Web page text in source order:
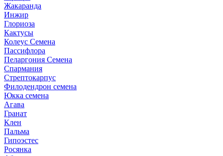
Жакаранда
Инжир
Глориоза
Кактусы
Колеус Семена
Пассифлора
Пеларгония Семена
Спармания
Стрептокарпус
Филодендрон семена
Юкка семена
Агава
Гранат
Клен
Пальма
Гипоэстес
Росянка